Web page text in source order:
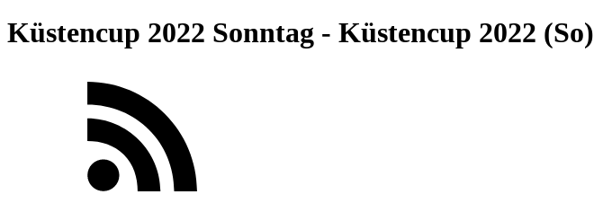
Küstencup 2022 Sonntag - Küstencup 2022 (So)